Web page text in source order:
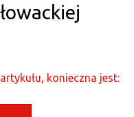
konieczna jest: